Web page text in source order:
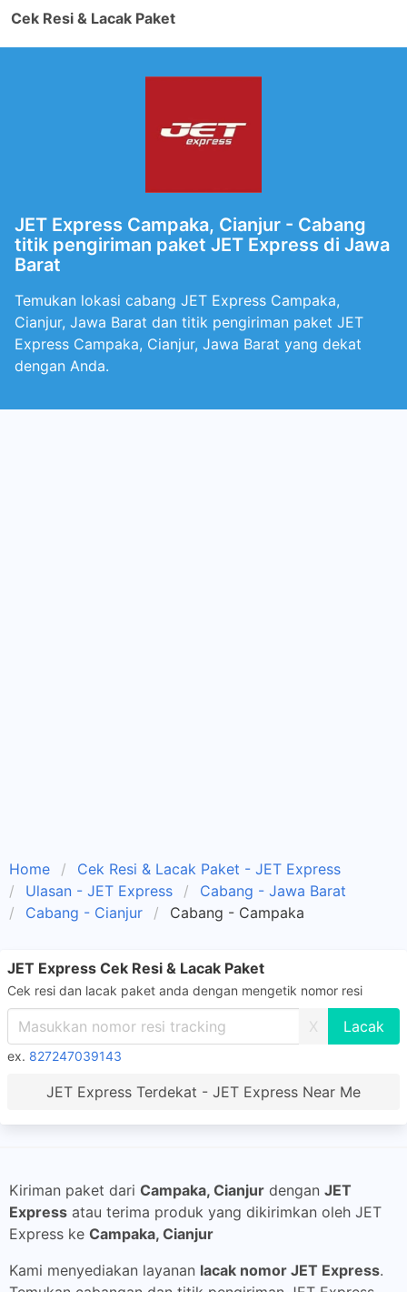
Cek Resi & Lacak Paket
JET Express Campaka, Cianjur - Cabang
titik pengiriman paket JET Express di Jawa
Barat
Temukan lokasi cabang JET Express Campaka,
Cianjur, Jawa Barat dan titik pengiriman paket JET
Express Campaka, Cianjur, Jawa Barat yang dekat
dengan Anda.
Home
Cek Resi & Lacak Paket - JET Express
Ulasan - JET Express
Cabang - Jawa Barat
Cabang - Cianjur
Cabang - Campaka
JET Express Cek Resi & Lacak Paket
Cek resi dan lacak paket anda dengan mengetik nomor resi
X
ex. 827247039143
JET Express Terdekat - JET Express Near Me
Kiriman paket dari Campaka, Cianjur dengan JET
Express atau terima produk yang dikirimkan oleh JET
Express ke Campaka, Cianjur
Kami menyediakan layanan lacak nomor JET Express.